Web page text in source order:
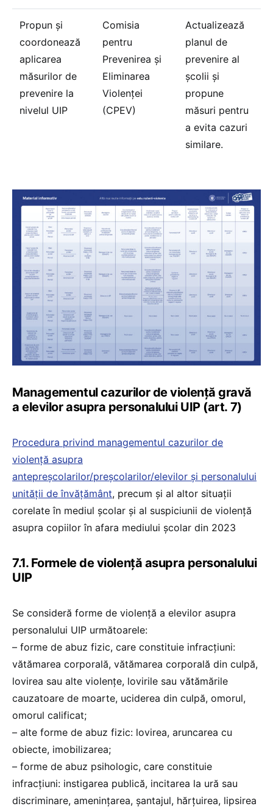
Propun și
coordonează
aplicarea
măsurilor de
prevenire la
nivelul UIP
Comisia
pentru
Prevenirea și
Eliminarea
Violenței
(CPEV)
Actualizează
planul de
prevenire al
școlii și
propune
măsuri pentru
a evita cazuri
similare.
Managementul cazurilor de violență gravă
a elevilor asupra personalului UIP (art. 7)
Procedura privind managementul cazurilor de
violență asupra
antepreșcolarilor/preșcolarilor/elevilor și personalului
unității de învățământ, precum și al altor situații
corelate în mediul școlar și al suspiciunii de violență
asupra copiilor în afara mediului școlar din 2023
7.1. Formele de violență asupra personalului
UIP
Se consideră forme de violență a elevilor asupra
personalului UIP următoarele:
– forme de abuz fizic, care constituie infracțiuni:
vătămarea corporală, vătămarea corporală din culpă,
lovirea sau alte violențe, lovirile sau vătămările
cauzatoare de moarte, uciderea din culpă, omorul,
omorul calificat;
– alte forme de abuz fizic: lovirea, aruncarea cu
obiecte, imobilizarea;
– forme de abuz psihologic, care constituie
infracțiuni: instigarea publică, incitarea la ură sau
discriminare, amenințarea, șantajul, hărțuirea, lipsirea